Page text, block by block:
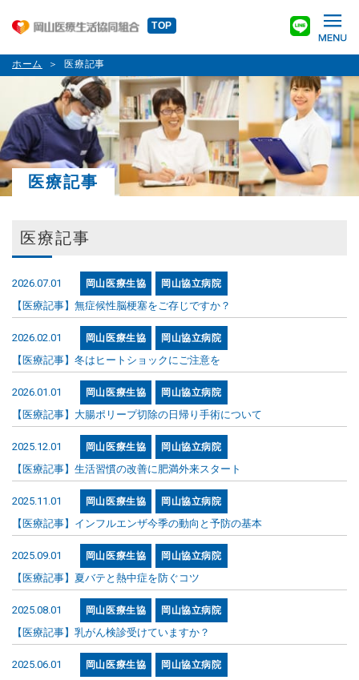
TOP
ホーム 医療記事
医療記事
医療記事
2026.07.01 岡山医療生協 岡山協立病院
【医療記事】無症候性脳梗塞をご存じですか？
2026.02.01 岡山医療生協 岡山協立病院
【医療記事】冬はヒートショックにご注意を
2026.01.01 岡山医療生協 岡山協立病院
【医療記事】大腸ポリープ切除の日帰り手術について
2025.12.01 岡山医療生協 岡山協立病院
【医療記事】生活習慣の改善に肥満外来スタート
2025.11.01 岡山医療生協 岡山協立病院
【医療記事】インフルエンザ今季の動向と予防の基本
2025.09.01 岡山医療生協 岡山協立病院
【医療記事】夏バテと熱中症を防ぐコツ
2025.08.01 岡山医療生協 岡山協立病院
【医療記事】乳がん検診受けていますか？
2025.06.01 岡山医療生協 岡山協立病院